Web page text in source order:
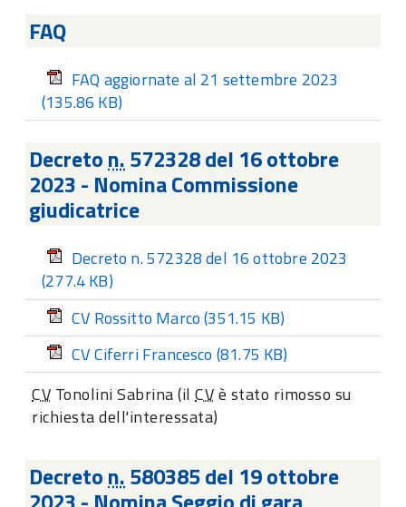
FAQ
FAQ aggiornate al 21 settembre 2023
(135.86 KB)
Decreton.572328 del 16 ottobre
2023 - Nomina Commissione
giudicatrice
Decreto n. 572328 del 16 ottobre 2023
(277.4 KB)
CV Rossitto Marco(351.15 KB)
CV Ciferri Francesco (81.75 KB)
CV Tonolini Sabrina (ilCVè stato rimosso su
richiesta dell'interessata)
Decreton.580385 del 19 ottobre